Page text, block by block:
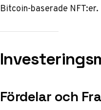
Bitcoin-baserade NFT:er.
Fördelar och